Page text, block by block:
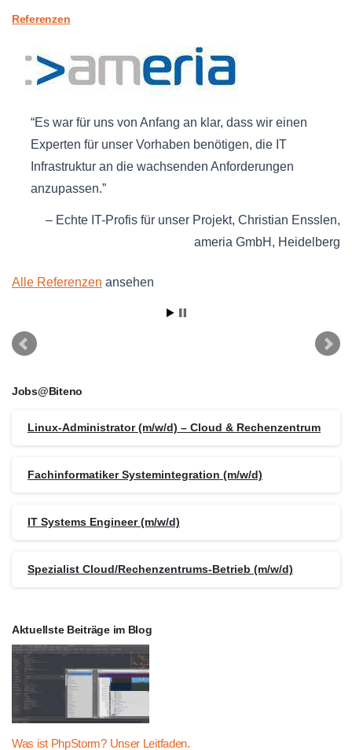
Referenzen
Es war für uns von Anfang an klar, dass wir einen
Experten für unser Vorhaben benötigen, die IT
Infrastruktur an die wachsenden Anforderungen
anzupassen.
Echte IT-Profis für unser Projekt Christian Ensslen
ameria GmbH
Heidelberg
Alle Referenzen ansehen
Jobs@Biteno
Linux-Administrator (m/w/d) – Cloud & Rechenzentrum
Fachinformatiker Systemintegration (m/w/d)
IT Systems Engineer (m/w/d)
Spezialist Cloud/Rechenzentrums-Betrieb (m/w/d)
Aktuellste Beiträge im Blog
Was ist PhpStorm? Unser Leitfaden.